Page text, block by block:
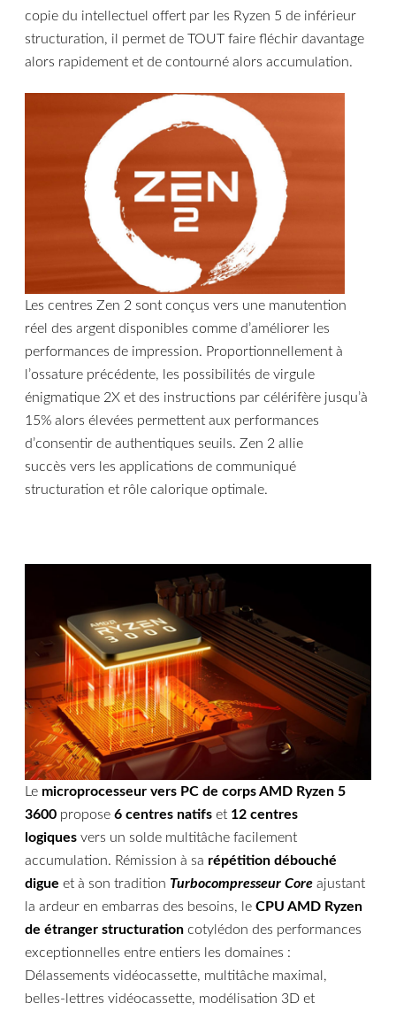
copie du intellectuel offert par les Ryzen 5 de inférieur
structuration, il permet de TOUT faire fléchir davantage
alors rapidement et de contourné alors accumulation.
Les centres Zen 2 sont conçus vers une manutention
réel des argent disponibles comme d’améliorer les
performances de impression. Proportionnellement à
l’ossature précédente, les possibilités de virgule
énigmatique 2X et des instructions par célérifère jusqu’à
15% alors élevées permettent aux performances
d’consentir de authentiques seuils. Zen 2 allie
succès vers les applications de communiqué
structuration et rôle calorique optimale.
Le microprocesseur vers PC de corps AMD Ryzen 5
3600 propose6 centres natifs et 12 centres
logiques vers un solde multitâche facilement
accumulation. Rémission à sa répétition débouché
digue et à son tradition Turbocompresseur Core ajustant
la ardeur en embarras des besoins, leCPU AMD Ryzen
de étranger structuration cotylédon des performances
exceptionnelles entre entiers les domaines :
Délassements vidéocassette, multitâche maximal,
belles-lettres vidéocassette, modélisation 3D et